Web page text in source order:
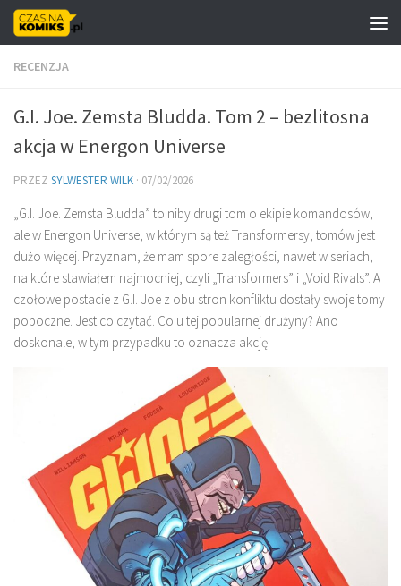
Skip to content
RECENZJA
G.I. Joe. Zemsta Bludda. Tom 2 – bezlitosna
akcja w Energon Universe
PRZEZ SYLWESTER WILK · 07/02/2026
„G.I. Joe. Zemsta Bludda” to niby drugi tom o ekipie komandosów,
ale w Energon Universe, w którym są też Transformersy, tomów jest
dużo więcej. Przyznam, że mam spore zaległości, nawet w seriach,
na które stawiałem najmocniej, czyli „Transformers” i „Void Rivals”. A
czołowe postacie z G.I. Joe z obu stron konfliktu dostały swoje tomy
poboczne. Jest co czytać. Co u tej popularnej drużyny? Ano
doskonale, w tym przypadku to oznacza akcję.